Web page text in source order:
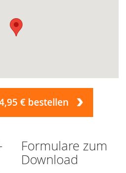
€ bestellen
Formulare zum
Download